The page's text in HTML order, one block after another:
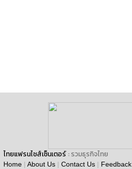
ไทยแฟรนไชส์เซ็นเตอร์ : รวมธุรกิจไทย
Home | About Us | Contact Us | Feedback